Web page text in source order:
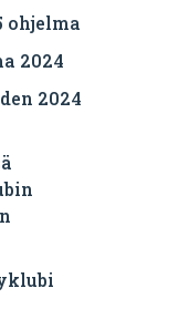
ohjelma
2024
2024